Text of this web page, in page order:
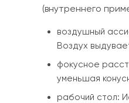
(внутреннего
воздушный
Воздух
фокусное
уменьшая
рабочий стол: